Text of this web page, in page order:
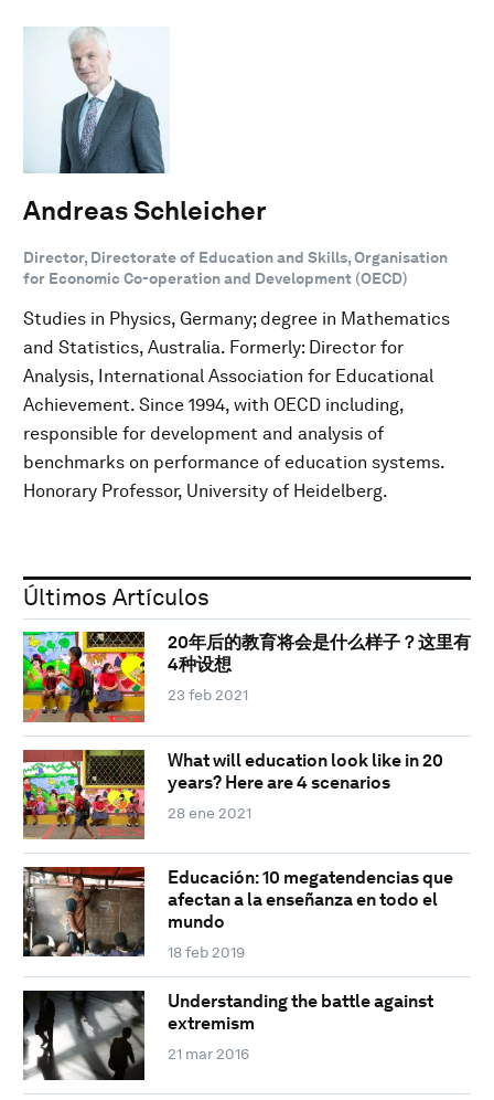
Andreas Schleicher
Director, Directorate of Education and Skills, Organisation
for Economic Co-operation and Development (OECD)
Studies in Physics, Germany; degree in Mathematics
and Statistics, Australia. Formerly: Director for
Analysis, International Association for Educational
Achievement. Since 1994, with OECD including,
responsible for development and analysis of
benchmarks on performance of education systems.
Honorary Professor, University of Heidelberg.
Últimos Artículos
20年后的教育将会是什么样子？这里有
4种设想
23 feb 2021
What will education look like in 20
years? Here are 4 scenarios
28 ene 2021
Educación: 10 megatendencias que
afectan a la enseñanza en todo el
mundo
18 feb 2019
Understanding the battle against
extremism
21 mar 2016